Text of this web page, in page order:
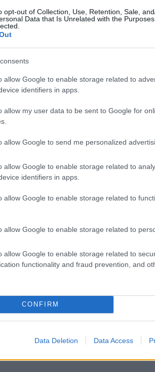
opt-out of Collection, Use, Retention, Sale,
Data that Is Unrelated with the
allow Google to enable storage related to
identifiers in apps.
allow my user data to be sent to Google for
allow Google to send me personalized
allow Google to enable storage related to
identifiers in apps.
allow Google to enable storage related to
allow Google to enable storage related to
allow Google to enable storage related to
functionality and fraud prevention, and
CONFIRM
Data Deletion Data Access
e monitorare i contenuti a cui
possono essere integrati
esterne. Ad esempio, molti
di parental control già
software aggiuntivi per iniziare a
ma in generale consentono di:
o pericolosi.
i siti visitati e le app utilizzate.
come video o giochi.
per ogni membro della famiglia, il
l’accesso e le restrizioni in base
differenziato aiuta a garantire
e controllata.